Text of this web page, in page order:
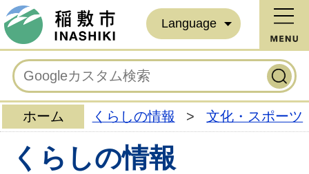
Language
ホーム くらしの情報 > 文化・スポーツ
くらしの情報